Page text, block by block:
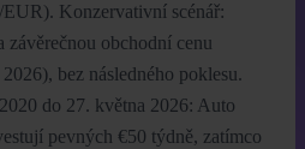
Konzervativní scénář:
závěrečnou obchodní cenu
bez následného poklesu.
do 27. května 2026: Auto
pevných €50 týdně, zatímco